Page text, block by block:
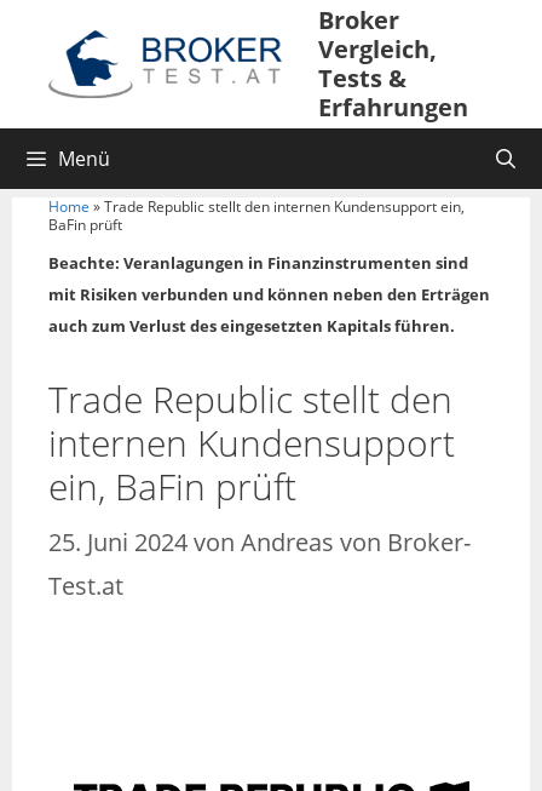
Broker
Vergleich,
Tests &
Erfahrungen
Menü
Home »Trade Republic stellt den internen Kundensupport ein,
BaFin prüft
Beachte: Veranlagungen in Finanzinstrumenten sind
mit Risiken verbunden und können neben den Erträgen
auch zum Verlust des eingesetzten Kapitals führen.
Trade Republic stellt den
internen Kundensupport
ein, BaFin prüft
25. Juni 2024von Andreas von Broker-
Test.at